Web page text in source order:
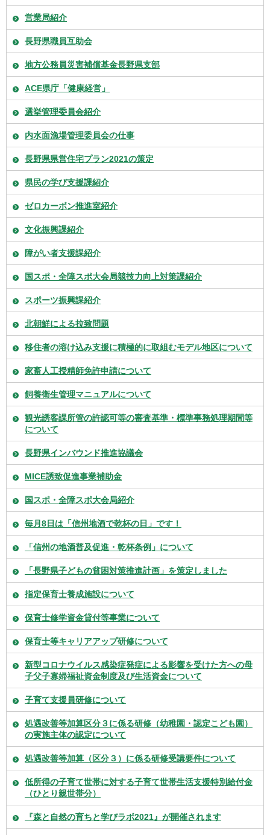
営業局紹介
長野県職員互助会
地方公務員災害補償基金長野県支部
ACE県庁「健康経営」
選挙管理委員会紹介
内水面漁場管理委員会の仕事
長野県県営住宅プラン2021の策定
県民の学び支援課紹介
ゼロカーボン推進室紹介
文化振興課紹介
障がい者支援課紹介
国スポ・全障スポ大会局競技力向上対策課紹介
スポーツ振興課紹介
北朝鮮による拉致問題
移住者の溶け込み支援に積極的に取組むモデル地区について
家畜人工授精師免許申請について
飼養衛生管理マニュアルについて
観光誘客課所管の許認可等の審査基準・標準事務処理期間等
について
長野県インバウンド推進協議会
MICE誘致促進事業補助金
国スポ・全障スポ大会局紹介
毎月8日は「信州地酒で乾杯の日」です！
「信州の地酒普及促進・乾杯条例」について
「長野県子どもの貧困対策推進計画」を策定しました
指定保育士養成施設について
保育士修学資金貸付等事業について
保育士等キャリアアップ研修について
新型コロナウイルス感染症発症による影響を受けた方への母
子父子寡婦福祉資金制度及び生活資金について
子育て支援員研修について
処遇改善等加算区分３に係る研修（幼稚園・認定こども園）
の実施主体の認定について
処遇改善等加算（区分３）に係る研修受講要件について
低所得の子育て世帯に対する子育て世帯生活支援特別給付金
（ひとり親世帯分）
『森と自然の育ちと学びラボ2021』が開催されます